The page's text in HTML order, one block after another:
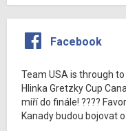
Facebook
Team USA is through
Hlinka Gretzky Cup
míří do finále! ????
Kanady budou bojovat